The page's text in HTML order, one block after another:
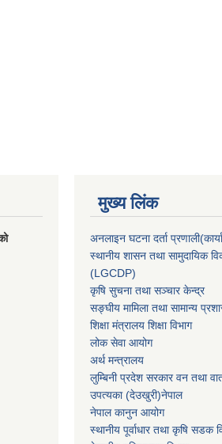
मुख्य लिंक
अनलाइन घटना दर्ता
स्थानीय शासन तथा सामुदायिक
(LGCDP)
कृषि सुचना तथा सञ्चार केन्द्र
सङ्घीय मामिला तथा सामान्य
शिक्षा मंत्रालय शिक्षा विभाग
लोक सेवा आयोग
अर्थ मन्त्रालय
लुम्बिनी प्रदेश सरकार वन तथा
उपत्यका (देउखुरी)नेपाल
नेपाल कानुन आयोग
स्थानीय पूर्वाधार तथा कृषि सडक